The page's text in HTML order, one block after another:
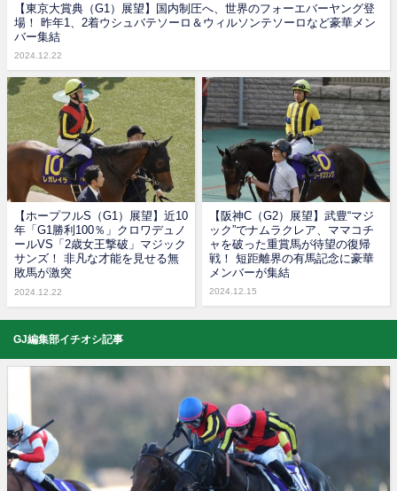
【東京大賞典（G1）展望】国内制圧へ、世界のフォーエバーヤング登
場！ 昨年1、2着ウシュバテソーロ＆ウィルソンテソーロなど豪華メン
バー集結
2024.12.22
【ホープフルS（G1）展望】近10
年「G1勝利100％」クロワデュノ
ールVS「2歳女王撃破」マジック
サンズ！ 非凡な才能を見せる無
敗馬が激突
2024.12.22
【阪神C（G2）展望】武豊“マジ
ック”でナムラクレア、ママコチ
ャを破った重賞馬が待望の復帰
戦！ 短距離界の有馬記念に豪華
メンバーが集結
2024.12.15
GJ編集部イチオシ記事